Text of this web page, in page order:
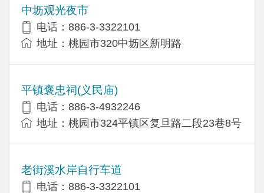
中坜观光夜市
电话：886-3-3322101
地址：桃园市320中坜区新明路
平镇褒忠祠(义民庙)
电话：886-3-4932246
地址：桃园市324平镇区复旦路二段23巷8号
老街溪水岸自行车道
电话：886-3-3322101